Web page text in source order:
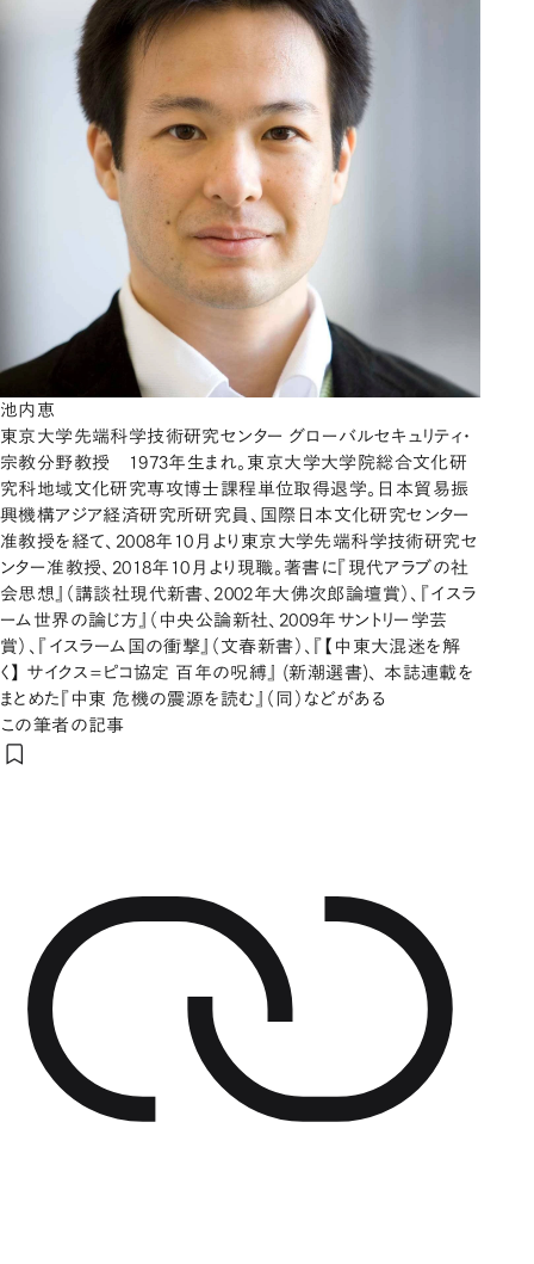
池内恵
東京大学先端科学技術研究センター グローバルセキュリティ・
宗教分野教授 1973年生まれ。東京大学大学院総合文化研
究科地域文化研究専攻博士課程単位取得退学。日本貿易振
興機構アジア経済研究所研究員、国際日本文化研究センター
准教授を経て、2008年10月より東京大学先端科学技術研究セ
ンター准教授、2018年10月より現職。著書に『現代アラブの社
会思想』（講談社現代新書、2002年大佛次郎論壇賞）、『イスラ
ーム世界の論じ方』（中央公論新社、2009年サントリー学芸
賞）、『イスラーム国の衝撃』（文春新書）、『【中東大混迷を解
く】 サイクス=ピコ協定 百年の呪縛』 (新潮選書)、 本誌連載を
まとめた『中東 危機の震源を読む』（同）などがある
この筆者の記事